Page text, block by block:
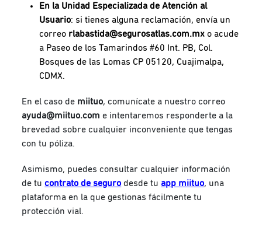
En la Unidad Especializada de Atención al
Usuario:si tienes alguna reclamación, envía un
correo rlabastida@segurosatlas.com.mx o acude
a Paseo de los Tamarindos #60 Int. PB, Col.
Bosques de las Lomas CP 05120, Cuajimalpa,
CDMX.
En el caso de miituo, comunícate a nuestro correo
ayuda@miituo.com e intentaremos responderte a la
brevedad sobre cualquier inconveniente que tengas
con tu póliza.
Asimismo, puedes consultar cualquier información
de tucontrato de seguro desde tu app miituo, una
plataforma en la que gestionas fácilmente tu
protección vial.